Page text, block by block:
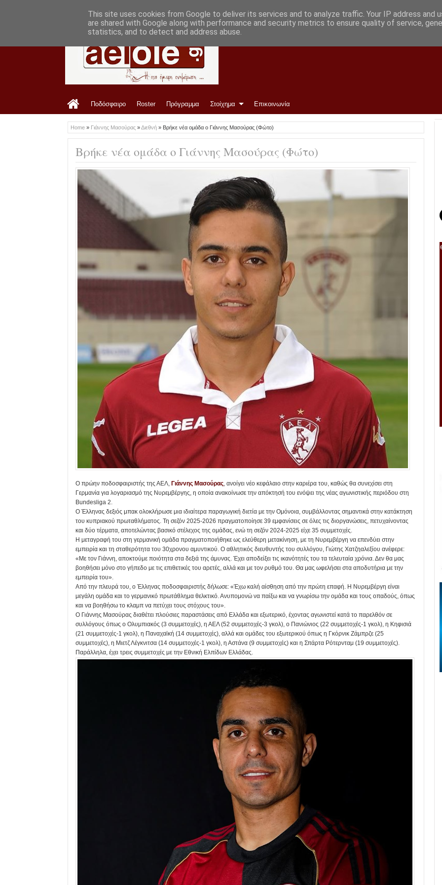
Ποδόσφαιρο Roster Πρόγραμμα Στοίχημα Επικοινωνία
Home » Γιάννης Μασούρας »Διεθνή » Βρήκε νέα ομάδα ο Γιάννης Μασούρας (Φώτο)
Βρήκε νέα ομάδα ο Γιάννης Μασούρας (Φώτο)
Ο πρώην ποδοσφαιριστής της ΑΕΛ, Γιάννης Μασούρας , ανοίγει νέο κεφάλαιο στην καριέρα του, καθώς θα συνεχίσει στη
Γερμανία για λογαριασμό της Νυρεμβέργης, η οποία ανακοίνωσε την απόκτησή του ενόψει της νέας αγωνιστικής περιόδου στη
Bundesliga 2.
Ο Έλληνας δεξιός μπακ ολοκλήρωσε μια ιδιαίτερα παραγωγική διετία με την Ομόνοια, συμβάλλοντας σημαντικά στην κατάκτηση
του κυπριακού πρωταθλήματος. Τη σεζόν 2025-2026 πραγματοποίησε 39 εμφανίσεις σε όλες τις διοργανώσεις, πετυχαίνοντας
και δύο τέρματα, αποτελώντας βασικό στέλεχος της ομάδας, ενώ τη σεζόν 2024-2025 είχε 35 συμμετοχές.
Η μεταγραφή του στη γερμανική ομάδα πραγματοποιήθηκε ως ελεύθερη μετακίνηση, με τη Νυρεμβέργη να επενδύει στην
εμπειρία και τη σταθερότητα του 30χρονου αμυντικού. Ο αθλητικός διευθυντής του συλλόγου, Γιώτης Χατζηαλεξίου ανέφερε:
«Με τον Γιάννη, αποκτούμε ποιότητα στα δεξιά της άμυνας. Έχει αποδείξει τις ικανότητές του τα τελευταία χρόνια. Δεν θα μας
βοηθήσει μόνο στο γήπεδο με τις επιθετικές του αρετές, αλλά και με τον ρυθμό του. Θα μας ωφελήσει στα αποδυτήρια με την
εμπειρία του».
Από την πλευρά του, ο Έλληνας ποδοσφαιριστής δήλωσε: «Έχω καλή αίσθηση από την πρώτη επαφή. Η Νυρεμβέργη είναι
μεγάλη ομάδα και το γερμανικό πρωτάθλημα θελκτικό. Ανυπομονώ να παίξω και να γνωρίσω την ομάδα και τους οπαδούς, όπως
και να βοηθήσω το κλαμπ να πετύχει τους στόχους του».
Ο Γιάννης Μασούρας διαθέτει πλούσιες παραστάσεις από Ελλάδα και εξωτερικό, έχοντας αγωνιστεί κατά το παρελθόν σε
συλλόγους όπως ο Ολυμπιακός (3 συμμετοχές), η ΑΕΛ (52 συμμετοχές-3 γκολ), ο Πανιώνιος (22 συμμετοχές-1 γκολ), η Κηφισιά
(21 συμμετοχές-1 γκολ), η Παναχαϊκή (14 συμμετοχές), αλλά και ομάδες του εξωτερικού όπως η Γκόρνικ Ζάμπρζε (25
συμμετοχές), η Μιετζ Λέγκνιτσα (14 συμμετοχές-1 γκολ), η Αστάνα (9 συμμετοχές) και η Σπάρτα Ρότερνταμ (19 συμμετοχές).
Παράλληλα, έχει τρεις συμμετοχές με την Εθνική Ελπίδων Ελλάδας.
This site uses cookies from Google to deliver its services and to analyze traffic. Your IP address and
are shared with Google along with performance and security metrics to ensure quality of service,
statistics, and to detect and address abuse.